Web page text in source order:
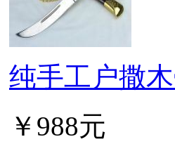
纯手工户撒
￥988元